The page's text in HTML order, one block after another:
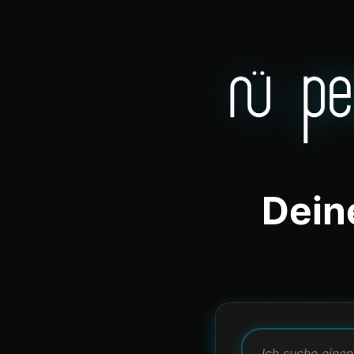
Ich suche ein
Ich suche